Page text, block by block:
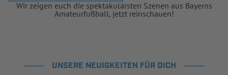
Wir zeigen euch die spektakulärsten Szenen aus Bayerns
Amateurfußball, jetzt reinschauen!
UNSERE NEUIGKEITEN FÜR DICH